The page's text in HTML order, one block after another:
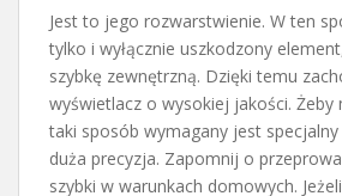
Jest to jego rozwarstwienie. W ten
tylko i wyłącznie uszkodzony
szybkę zewnętrzną. Dzięki temu
wyświetlacz o wysokiej jakości.
taki sposób wymagany jest
duża precyzja. Zapomnij o
szybki w warunkach domowych.